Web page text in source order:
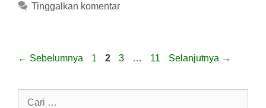
Tinggalkan komentar
← Sebelumnya Halaman
1 Halaman
2 Halaman
3 … Halaman
11 Selanjutnya →